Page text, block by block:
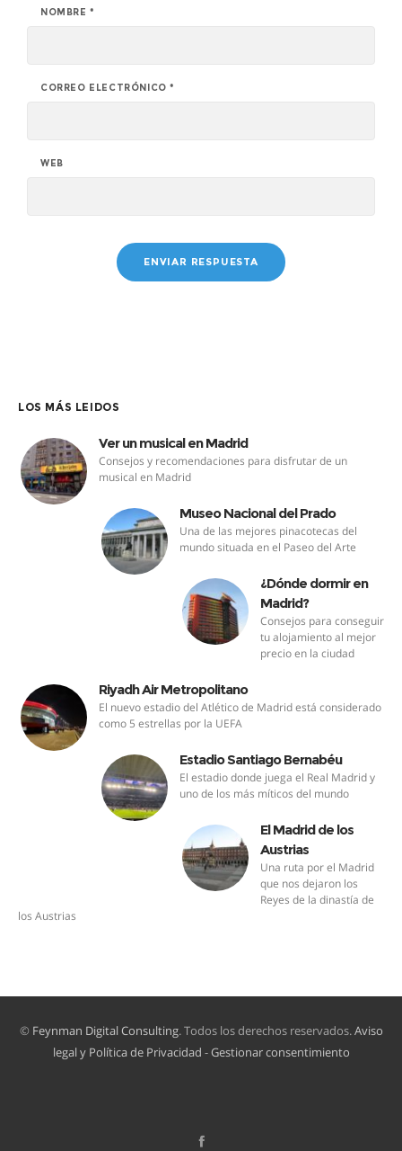
NOMBRE*
CORREO ELECTRÓNICO*
WEB
LOS MÁS LEIDOS
Ver un musical en Madrid
Consejos y recomendaciones para disfrutar de un
musical en Madrid
Museo Nacional del Prado
Una de las mejores pinacotecas del
mundo situada en el Paseo del Arte
¿Dónde dormir en
Madrid?
Consejos para conseguir
tu alojamiento al mejor
precio en la ciudad
Riyadh Air Metropolitano
El nuevo estadio del Atlético de Madrid está considerado
como 5 estrellas por la UEFA
Estadio Santiago Bernabéu
El estadio donde juega el Real Madrid y
uno de los más míticos del mundo
El Madrid de los
Austrias
Una ruta por el Madrid
que nos dejaron los
Reyes de la dinastía de
los Austrias
© Feynman Digital Consulting. Todos los derechos reservados.Aviso
legal y Política de Privacidad -Gestionar consentimiento